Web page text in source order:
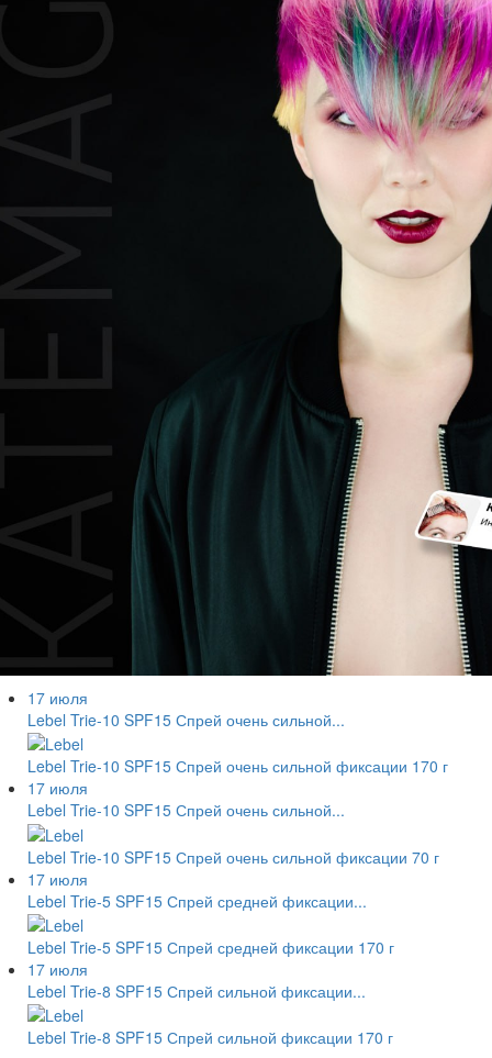
17 июля
Lebel Trie-10 SPF15 Спрей очень сильной...
Lebel Trie-10 SPF15 Спрей очень сильной фиксации 170 г
17 июля
Lebel Trie-10 SPF15 Спрей очень сильной...
Lebel Trie-10 SPF15 Спрей очень сильной фиксации 70 г
17 июля
Lebel Trie-5 SPF15 Спрей средней фиксации...
Lebel Trie-5 SPF15 Спрей средней фиксации 170 г
17 июля
Lebel Trie-8 SPF15 Спрей сильной фиксации...
Lebel Trie-8 SPF15 Спрей сильной фиксации 170 г